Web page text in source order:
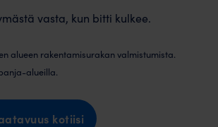
vasta, kun bitti kulkee.
alueen rakentamisurakan valmistumista.
alueilla.
kotiisi